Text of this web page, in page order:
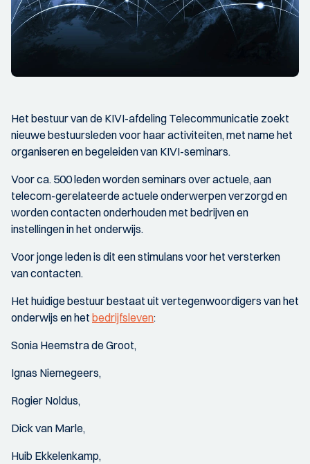
Het bestuur van de KIVI-afdeling Telecommunicatie zoekt
nieuwe bestuursleden voor haar activiteiten, met name het
organiseren en begeleiden van KIVI-seminars.
Voor ca. 500 leden worden seminars over actuele, aan
telecom-gerelateerde actuele onderwerpen verzorgd en
worden contacten onderhouden met bedrijven en
instellingen in het onderwijs.
Voor jonge leden is dit een stimulans voor het versterken
van contacten.
Het huidige bestuur bestaat uit vertegenwoordigers van het
onderwijs en het bedrijfsleven:
Sonia Heemstra de Groot,
Ignas Niemegeers,
Rogier Noldus,
Dick van Marle,
Huib Ekkelenkamp,